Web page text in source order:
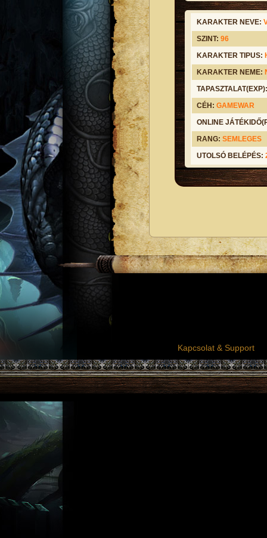
KARAKTER NEVE:
SZINT: 96
KARAKTER TIPUS:
KARAKTER NEME:
CÉH: GAMEWAR
ONLINE
RANG: SEMLEGES
UTOLSÓ BELÉPÉS:
Kapcsolat & Support